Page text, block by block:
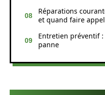
Réparations
et quand faire
Entretien préventif
panne